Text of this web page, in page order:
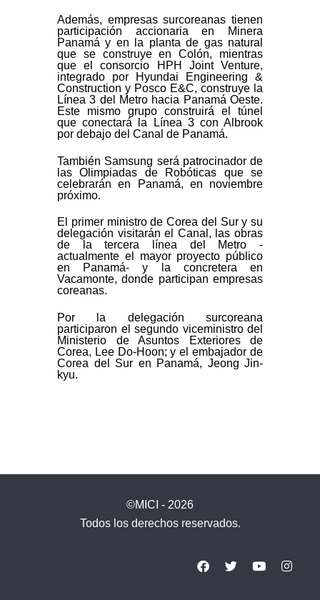
Además, empresas surcoreanas tienen
participación accionaria en Minera
Panamá y en la planta de gas natural
que se construye en Colón, mientras
que el consorcio HPH Joint Venture,
integrado por Hyundai Engineering &
Construction y Posco E&C, construye la
Línea 3 del Metro hacia Panamá Oeste.
Este mismo grupo construirá el túnel
que conectará la Línea 3 con Albrook
por debajo del Canal de Panamá.
También Samsung será patrocinador de
las Olimpiadas de Robóticas que se
celebrarán en Panamá, en noviembre
próximo.
El primer ministro de Corea del Sur y su
delegación visitarán el Canal, las obras
de la tercera línea del Metro -
actualmente el mayor proyecto público
en Panamá- y la concretera en
Vacamonte, donde participan empresas
coreanas.
Por la delegación surcoreana
participaron el segundo viceministro del
Ministerio de Asuntos Exteriores de
Corea, Lee Do-Hoon; y el embajador de
Corea del Sur en Panamá, Jeong Jin-
kyu.
©MICI - 2026
Todos los derechos reservados.